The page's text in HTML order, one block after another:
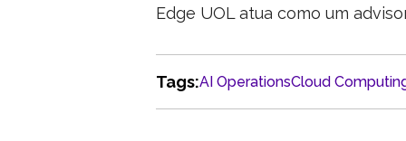
Edge UOL atua como um
Tags:AI OperationsCloud